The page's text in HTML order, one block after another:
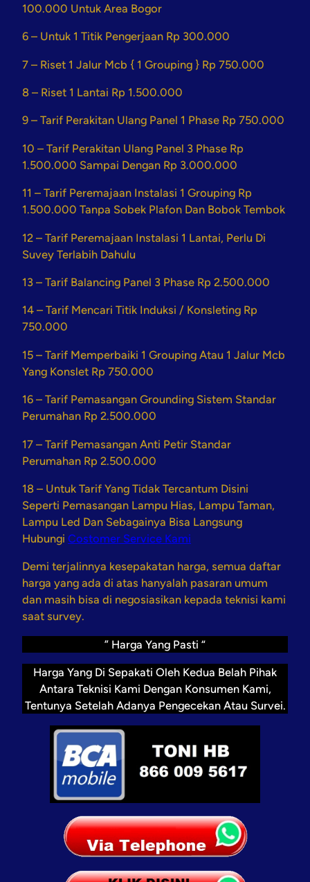
100.000 Untuk Area Bogor
6 – Untuk 1 Titik Pengerjaan Rp 300.000
7 – Riset 1 Jalur Mcb { 1 Grouping } Rp 750.000
8 – Riset 1 Lantai Rp 1.500.000
9 – Tarif Perakitan Ulang Panel 1 Phase Rp 750.000
10 – Tarif Perakitan Ulang Panel 3 Phase Rp
1.500.000 Sampai Dengan Rp 3.000.000
11 – Tarif Peremajaan Instalasi 1 Grouping Rp
1.500.000 Tanpa Sobek Plafon Dan Bobok Tembok
12 – Tarif Peremajaan Instalasi 1 Lantai, Perlu Di
Suvey Terlabih Dahulu
13 – Tarif Balancing Panel 3 Phase Rp 2.500.000
14 – Tarif Mencari Titik Induksi / Konsleting Rp
750.000
15 – Tarif Memperbaiki 1 Grouping Atau 1 Jalur Mcb
Yang Konslet Rp 750.000
16 – Tarif Pemasangan Grounding Sistem Standar
Perumahan Rp 2.500.000
17 – Tarif Pemasangan Anti Petir Standar
Perumahan Rp 2.500.000
18 – Untuk Tarif Yang Tidak Tercantum Disini
Seperti Pemasangan Lampu Hias, Lampu Taman,
Lampu Led Dan Sebagainya Bisa Langsung
Hubungi Costomer Service Kami
Demi terjalinnya kesepakatan harga, semua daftar
harga yang ada di atas hanyalah pasaran umum
dan masih bisa di negosiasikan kepada teknisi kami
saat survey.
” Harga Yang Pasti “
Harga Yang Di Sepakati Oleh Kedua Belah Pihak
Antara Teknisi Kami Dengan Konsumen Kami,
Tentunya Setelah Adanya Pengecekan Atau Survei.